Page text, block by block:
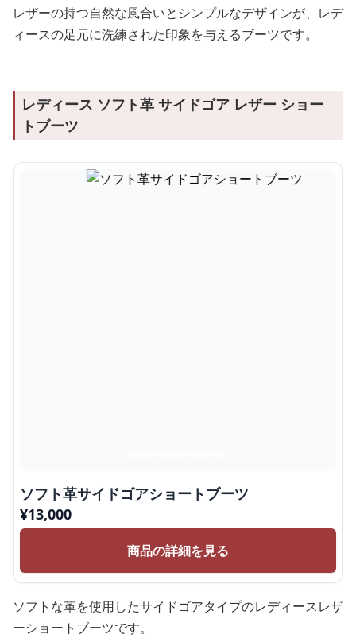
レザーの持つ自然な風合いとシンプルなデザインが、レデ
ィースの足元に洗練された印象を与えるブーツです。
レディース ソフト革 サイドゴア レザー ショー
トブーツ
ソフト革サイドゴアショートブーツ
¥13,000
商品の詳細を見る
ソフトな革を使用したサイドゴアタイプのレディースレザ
ーショートブーツです。